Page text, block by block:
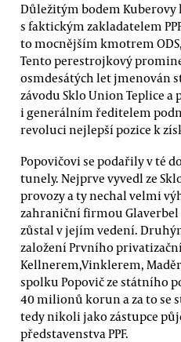
Důležitým bodem
s faktickým zakladatelem
to mocnějším kmotrem
Tento perestrojkový
osmdesátých let jmenován
závodu Sklo Union Teplice a
i generálním ředitelem
revoluci nejlepší pozice k
Popovičovi se podařily v té
tunely. Nejprve vyvedl ze
provozy a ty nechal velmi
zahraniční firmou Glaverbel
zůstal v jejím vedení.
založení Prvního
Kellnerem,Vinklerem,
spolku Popovič ze státního
40 milionů korun a za to se
tedy nikoli jako zástupce
představenstva PPF.